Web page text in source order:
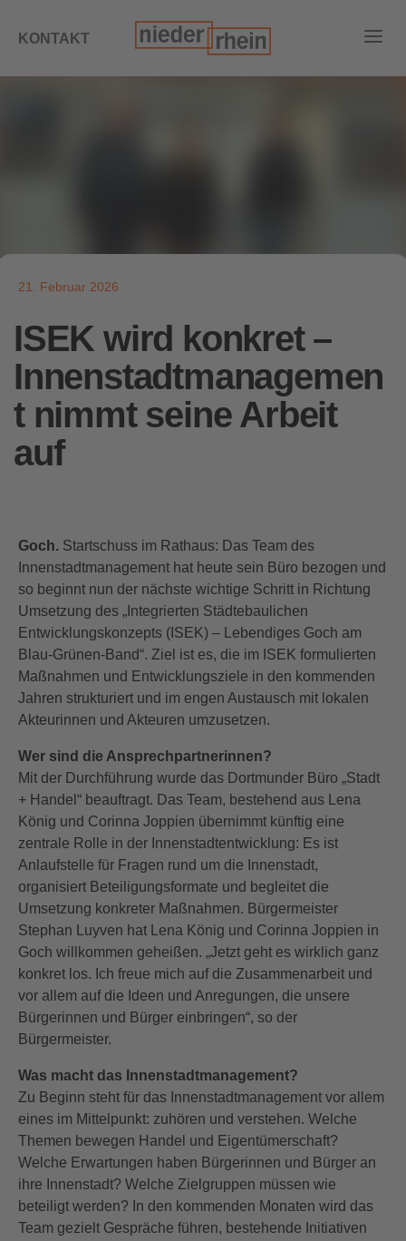
KONTAKT
21. Februar 2026
ISEK wird konkret –
Innenstadtmanagemen
t nimmt seine Arbeit
auf
Goch. Startschuss im Rathaus: Das Team des
Innenstadtmanagement hat heute sein Büro bezogen und
so beginnt nun der nächste wichtige Schritt in Richtung
Umsetzung des „Integrierten Städtebaulichen
Entwicklungskonzepts (ISEK) – Lebendiges Goch am
Blau-Grünen-Band“. Ziel ist es, die im ISEK formulierten
Maßnahmen und Entwicklungsziele in den kommenden
Jahren strukturiert und im engen Austausch mit lokalen
Akteurinnen und Akteuren umzusetzen.
Wer sind die Ansprechpartnerinnen?
Mit der Durchführung wurde das Dortmunder Büro „Stadt
+ Handel“ beauftragt. Das Team, bestehend aus Lena
König und Corinna Joppien übernimmt künftig eine
zentrale Rolle in der Innenstadtentwicklung: Es ist
Anlaufstelle für Fragen rund um die Innenstadt,
organisiert Beteiligungsformate und begleitet die
Umsetzung konkreter Maßnahmen. Bürgermeister
Stephan Luyven hat Lena König und Corinna Joppien in
Goch willkommen geheißen. „Jetzt geht es wirklich ganz
konkret los. Ich freue mich auf die Zusammenarbeit und
vor allem auf die Ideen und Anregungen, die unsere
Bürgerinnen und Bürger einbringen“, so der
Bürgermeister.
Was macht das Innenstadtmanagement?
Zu Beginn steht für das Innenstadtmanagement vor allem
eines im Mittelpunkt: zuhören und verstehen. Welche
Themen bewegen Handel und Eigentümerschaft?
Welche Erwartungen haben Bürgerinnen und Bürger an
ihre Innenstadt? Welche Zielgruppen müssen wie
beteiligt werden? In den kommenden Monaten wird das
Team gezielt Gespräche führen, bestehende Initiativen